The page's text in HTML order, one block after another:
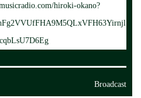
hiroki-okano?
Broadcast